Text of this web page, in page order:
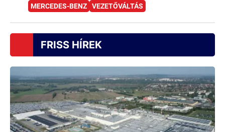
MERCEDES-BENZ VEZETŐVÁLTÁS
FRISS HÍREK